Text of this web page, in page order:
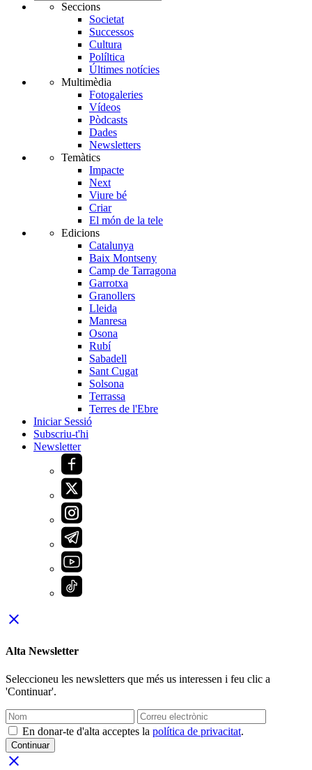
Seccions
Societat
Successos
Cultura
Políltica
Últimes notícies
Multimèdia
Fotogaleries
Vídeos
Pòdcasts
Dades
Newsletters
Temàtics
Impacte
Next
Viure bé
Criar
El món de la tele
Edicions
Catalunya
Baix Montseny
Camp de Tarragona
Garrotxa
Granollers
Lleida
Manresa
Osona
Rubí
Sabadell
Sant Cugat
Solsona
Terrassa
Terres de l'Ebre
Iniciar Sessió
Subscriu-t'hi
Newsletter
close
Alta Newsletter
Seleccioneu les newsletters que més us interessen i feu clic a
'Continuar'.
En donar-te d'alta acceptes la política de privacitat.
Continuar
close